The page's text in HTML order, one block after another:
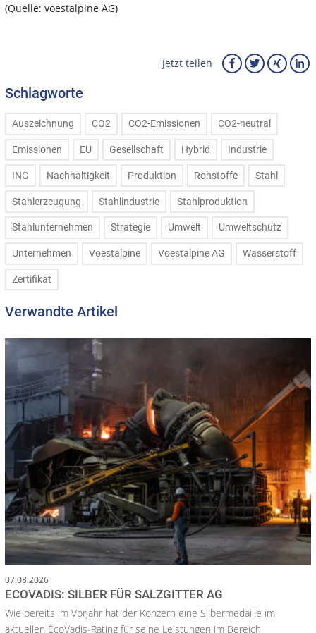
(Quelle: voestalpine AG)
Jetzt teilen
Schlagworte
Auszeichnung CO2 CO2-Emissionen CO2-neutral
Emissionen EU Gesellschaft Hybrid Industrie
ING Nachhaltigkeit Produktion Rohstoffe Stahl
Stahlerzeugung Stahlindustrie Stahlproduktion
Stahlunternehmen Strategie Umwelt Umweltschutz
Unternehmen Voestalpine Voestalpine AG Wasserstoff
Zertifikat
Verwandte Artikel
07.08.2026
ECOVADIS: SILBER FÜR SALZGITTER AG
Wie bereits im Vorjahr hat der Konzern eine Silbermedaille im
aktuellen EcoVadis-Rating für seine Leistungen im Bereich